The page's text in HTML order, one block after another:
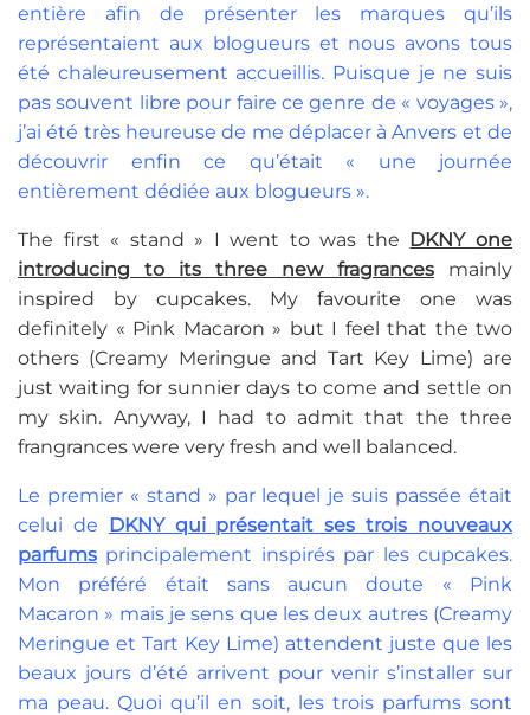
entière afin de présenter les marques qu’ils
représentaient aux blogueurs et nous avons tous
été chaleureusement accueillis. Puisque je ne suis
pas souvent libre pour faire ce genre de « voyages »,
j’ai été très heureuse de me déplacer à Anvers et de
découvrir enfin ce qu’était « une journée
entièrement dédiée aux blogueurs ».
The first « stand » I went to was the DKNY one
introducing to its three new fragrances
mainly
inspired by cupcakes. My favourite one was
definitely « Pink Macaron » but I feel that the two
others (Creamy Meringue and Tart Key Lime) are
just waiting for sunnier days to come and settle on
my skin. Anyway, I had to admit that the three
frangrances were very fresh and well balanced.
Le premier « stand » par lequel je suis passée était
celui de DKNY qui présentait ses trois nouveaux
parfums principalement inspirés par les cupcakes.
Mon préféré était sans aucun doute « Pink
Macaron » mais je sens que les deux autres (Creamy
Meringue et Tart Key Lime) attendent juste que les
beaux jours d’été arrivent pour venir s’installer sur
ma peau. Quoi qu’il en soit, les trois parfums sont